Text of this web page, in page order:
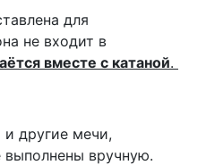
для
не входит в
вместе с катаной.
и другие мечи,
выполнены вручную.